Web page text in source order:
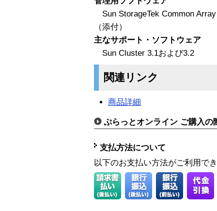
Sun StorageTek Common
（添付）
主なサポート・ソフトウェア
Sun Cluster 3.1および3.2
関連リンク
商品詳細
ぷらっとオンライン ご購入の
支払方法について
以下のお支払い方法がご利用で